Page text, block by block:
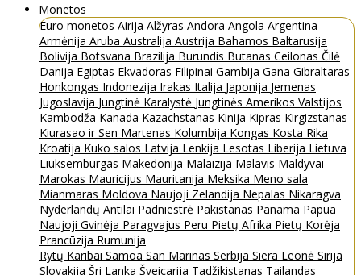
Monetos
Euro monetos Airija Alžyras Andora Angola Argentina
Armėnija Aruba Australija Austrija Bahamos Baltarusija
Bolivija Botsvana Brazilija Burundis Butanas Ceilonas Čilė
Danija Egiptas Ekvadoras Filipinai Gambija Gana Gibraltaras
Honkongas Indonezija Irakas Italija Japonija Jemenas
Jugoslavija Jungtinė Karalystė Jungtinės Amerikos Valstijos
Kambodža Kanada Kazachstanas Kinija Kipras Kirgizstanas
Kiurasao ir Sen Martenas Kolumbija Kongas Kosta Rika
Kroatija Kuko salos Latvija Lenkija Lesotas Liberija Lietuva
Liuksemburgas Makedonija Malaizija Malavis Maldyvai
Marokas Mauricijus Mauritanija Meksika Meno sala
Mianmaras Moldova Naujoji Zelandija Nepalas Nikaragva
Nyderlandų Antilai Padniestrė Pakistanas Panama Papua
Naujoji Gvinėja Paragvajus Peru Pietų Afrika Pietų Korėja
Prancūzija Rumunija
Rytų Karibai Samoa San Marinas Serbija Siera Leonė Sirija
Slovakija Šri Lanka Šveicarija Tadžikistanas Tailandas